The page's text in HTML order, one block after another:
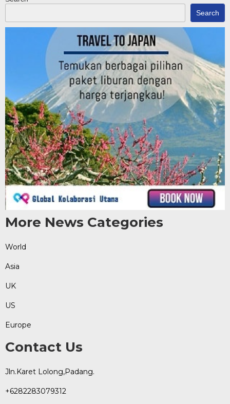
Search
More News Categories
World
Asia
UK
US
Europe
Contact Us
Jln.Karet Lolong,Padang.
+6282283079312